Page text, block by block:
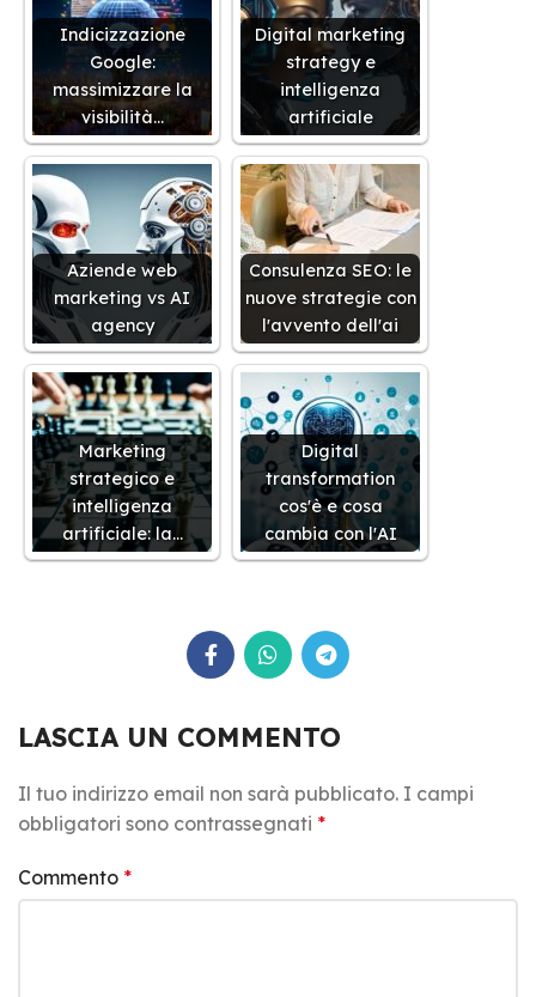
Indicizzazione
Google:
massimizzare la
visibilità…
Digital marketing
strategy e
intelligenza
artificiale
Aziende web
marketing vs AI
agency
Consulenza SEO: le
nuove strategie con
l'avvento dell'ai
Marketing
strategico e
intelligenza
artificiale: la…
Digital
transformation
cos'è e cosa
cambia con l'AI
LASCIA UN COMMENTO
Il tuo indirizzo email non sarà pubblicato. I campi
obbligatori sono contrassegnati *
Commento *